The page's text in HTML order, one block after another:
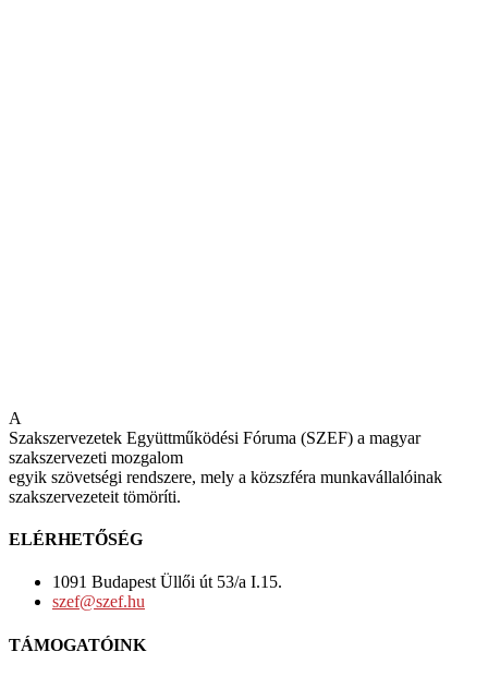
A
Szakszervezetek Együttműködési Fóruma (SZEF) a magyar
szakszervezeti mozgalom
egyik szövetségi rendszere, mely a közszféra munkavállalóinak
szakszervezeteit tömöríti.
ELÉRHETŐSÉG
1091 Budapest Üllői út 53/a I.15.
szef@szef.hu
TÁMOGATÓINK